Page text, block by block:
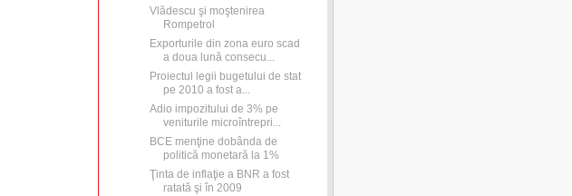
Vlădescu şi moştenirea
Rompetrol
Exporturile din zona euro scad
a doua lună consecu...
Proiectul legii bugetului de stat
pe 2010 a fost a...
Adio impozitului de 3% pe
veniturile microîntrepri...
BCE menţine dobânda de
politică monetară la 1%
Ţinta de inflaţie a BNR a fost
ratată şi în 2009